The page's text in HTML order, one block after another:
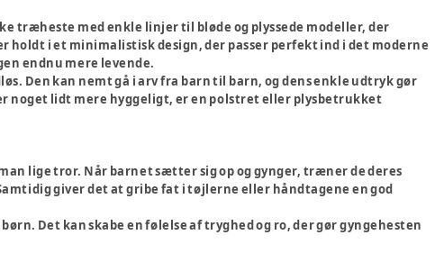
træheste med enkle linjer til bløde og plyssede modeller, der
i et minimalistisk design, der passer perfekt ind i det moderne
endnu mere levende.
Den kan nemt gå i arv fra barn til barn, og dens enkle udtryk gør
noget lidt mere hyggeligt, er en polstret eller plysbetrukket
lige tror. Når barnet sætter sig op og gynger, træner de deres
giver det at gribe fat i tøjlerne eller håndtagene en god
Det kan skabe en følelse af tryghed og ro, der gør gyngehesten